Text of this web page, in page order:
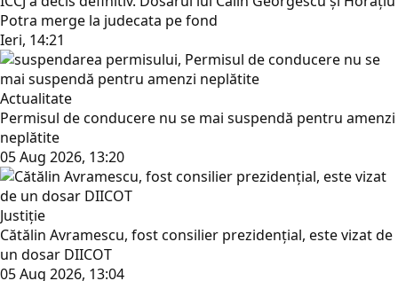
Potra merge la judecata pe fond
Ieri, 14:21
Actualitate
Permisul de conducere nu se mai suspendă pentru amenzi
neplătite
05 Aug 2026, 13:20
Justiţie
Cătălin Avramescu, fost consilier prezidențial, este vizat de
un dosar DIICOT
05 Aug 2026, 13:04